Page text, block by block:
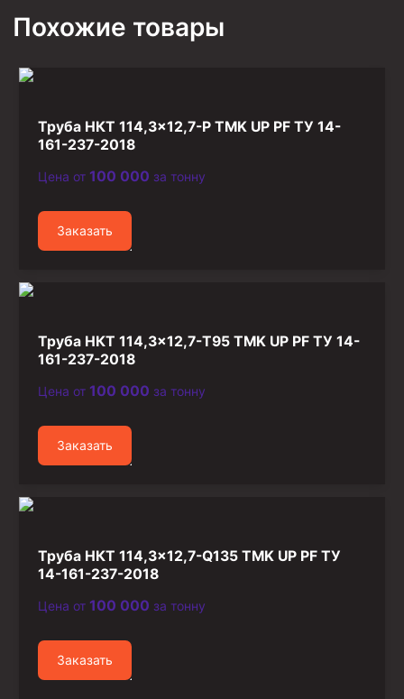
Фрезеры-долота торцевые
Метчики ловильные
Колокола ловильные
Быстроразъёмные соединения (БРС)
Рукава буровые
Стропы текстильные
Стропы цепные
Канаты стальные
Элементы линии обвязки
Похожие товары
Труба НКТ 114,3×12,7-Р TMK UP PF ТУ 14-
161-237-2018
Цена от 100 000 за тонну
Заказать
Труба НКТ 114,3×12,7-Т95 TMK UP PF ТУ 14-
161-237-2018
Цена от 100 000 за тонну
Заказать
Труба НКТ 114,3×12,7-Q135 TMK UP PF ТУ
14-161-237-2018
Цена от 100 000 за тонну
Заказать